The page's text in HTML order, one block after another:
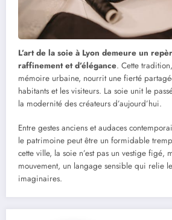
L’art de la soie à Lyon demeure un
raffinement et d’élégance. Cette
mémoire urbaine, nourrit une fierté
habitants et les visiteurs. La soie unit le
la modernité des créateurs d’aujourd’hui.
Entre gestes anciens et audaces
le patrimoine peut être un formidable
cette ville, la soie n’est pas un vestige figé,
mouvement, un langage sensible qui relie
imaginaires.